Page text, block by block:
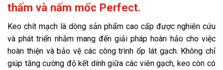
thấm và nấm mốc Perfect.
Keo chít mạch là dòng sản phẩm cao cấp được nghiên cứu
và phát triển nhằm mang đến giải pháp hoàn hảo cho việc
hoàn thiện và bảo vệ các công trình ốp lát gạch. Không chỉ
giúp tăng cường độ kết dính giữa các viên gạch, keo còn có